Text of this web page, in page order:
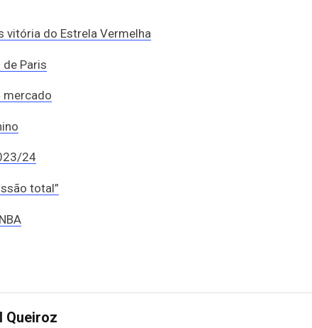
vitória do Estrela Vermelha
Paris
mercado
24
total”
Queiroz